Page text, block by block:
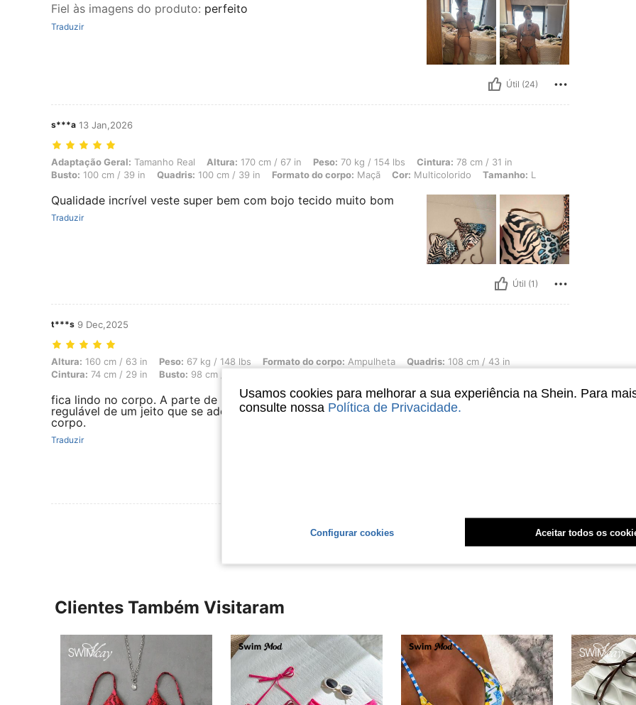
Fiel às imagens do produto: perfeito
Traduzir
Útil (24)
s***a 13 Jan,2026
Adaptação Geral: Tamanho Real, Altura: 170 cm / 67 in, Peso: 70 kg / 154 lbs, Cintura: 78 cm / 31 in, Busto: 100 cm / 39 in, Quadris: 100 cm / 39 in,
Adaptação Geral: Tamanho Real Altura: 170 cm / 67 in Peso: 70 kg / 154 lbs Cintura: 78 cm / 31 in
Busto: 100 cm / 39 in Quadris: 100 cm / 39 in Formato do corpo: Maçã Cor: Multicolorido Tamanho: L
Qualidade incrível veste super bem com bojo tecido muito bom
Traduzir
Útil (1)
t***s 9 Dec,2025
Altura: 160 cm / 63 in, Peso: 67 kg / 148 lbs, Formato do corpo: Ampulheta, Quadris: 108 cm / 43 in, Cintura: 74 cm / 29 in, Busto: 98 cm / 39 in, Cor:
Altura: 160 cm / 63 in Peso: 67 kg / 148 lbs Formato do corpo: Ampulheta Quadris: 108 cm / 43 in
Cintura: 74 cm / 29 in Busto: 98 cm / 39 in
fica lindo no corpo. A parte de baixo do biquíni é
regulável de um jeito que se adequa a qualquer tipo de
corpo.
Traduzir
Clientes Também Visitaram
Usamos cookies para melhorar a sua experiência na Shein. Para
consulte nossa Política de Privacidade.
Configurar cookies Aceitar todos os